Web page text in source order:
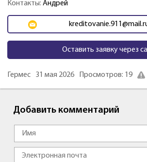
Контакты: Андрей
Оставить заявку через
Гермес 31 мая 2026 Просмотров: 19
Добавить комментарий